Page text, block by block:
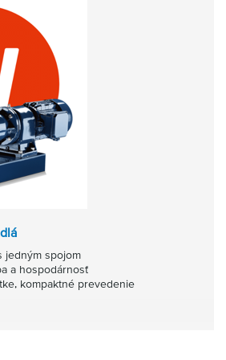
jedným spojom
a hospodárnosť
kompaktné prevedenie